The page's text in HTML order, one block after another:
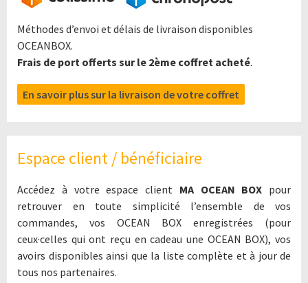
Méthodes d’envoi et délais de livraison disponibles
OCEANBOX.
Frais de port offerts sur le 2ème coffret acheté.
En savoir plus sur la livraison de votre coffret
Espace client / bénéficiaire
Accédez à votre espace client MA OCEAN BOX pour
retrouver en toute simplicité l’ensemble de vos
commandes, vos OCEAN BOX enregistrées (pour
ceux·celles qui ont reçu en cadeau une OCEAN BOX), vos
avoirs disponibles ainsi que la liste complète et à jour de
tous nos partenaires.